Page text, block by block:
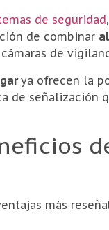
de seguridad,
de combinar
de
ya ofrecen la
de señalización
más